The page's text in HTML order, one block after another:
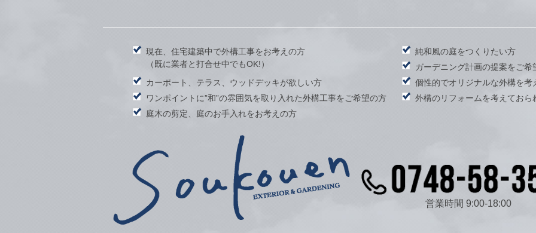
現在、住宅建築中で外構工事をお考えの方
（既に業者と打合せ中でもOK!）
純和風の庭をつくりたい方
ガーデニング計画の提案をご希
カーポート、テラス、ウッドデッキが欲しい方
個性的でオリジナルな外構を考
ワンポイントに”和”の雰囲気を取り入れた外構工事をご希望の方
外構のリフォームを考えておら
庭木の剪定、庭のお手入れをお考えの方
営業時間 9:00-18:00